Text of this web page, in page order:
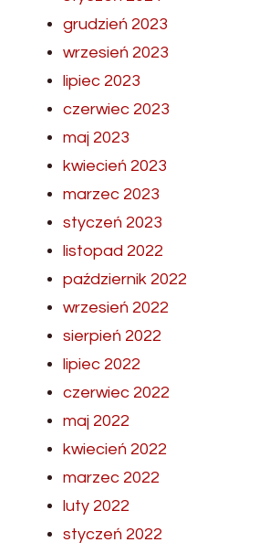
grudzień 2023
wrzesień 2023
lipiec 2023
czerwiec 2023
maj 2023
kwiecień 2023
marzec 2023
styczeń 2023
listopad 2022
październik 2022
wrzesień 2022
sierpień 2022
lipiec 2022
czerwiec 2022
maj 2022
kwiecień 2022
marzec 2022
luty 2022
styczeń 2022